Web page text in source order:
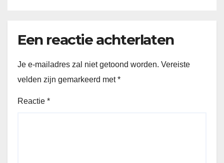
Een reactie achterlaten
Je e-mailadres zal niet getoond worden. Vereiste
velden zijn gemarkeerd met*
Reactie *